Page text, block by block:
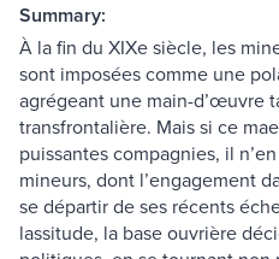
Summary:
À la fin du XIXe siècle, les
sont imposées comme une
agrégeant une main-d’œuvre
transfrontalière. Mais si ce
puissantes compagnies, il
mineurs, dont l’engagement
se départir de ses récents
lassitude, la base ouvrière